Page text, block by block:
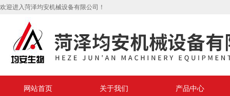
欢迎进入菏泽均安机械设备有限公司！
网站首页 关于我们 产品中心